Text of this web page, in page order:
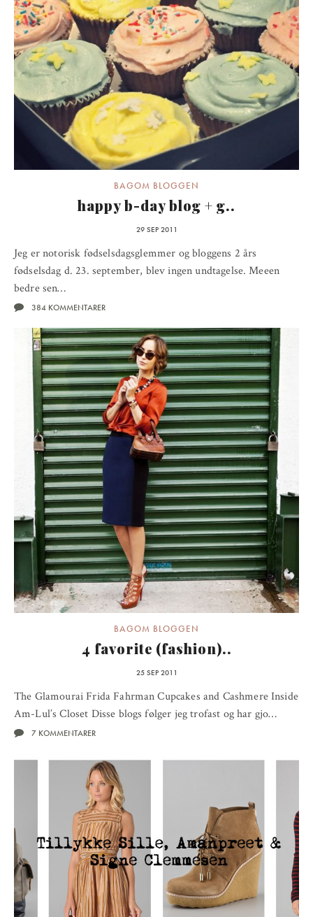
BAGOM BLOGGEN
happy b-day blog + g..
29 SEP 2011
Jeg er notorisk fødselsdagsglemmer og bloggens 2 års
fødselsdag d. 23. september, blev ingen undtagelse. Meeen
bedre sen…
384 KOMMENTARER
BAGOM BLOGGEN
4 favorite (fashion)..
25 SEP 2011
The Glamourai Frida Fahrman Cupcakes and Cashmere Inside
Am-Lul’s Closet Disse blogs følger jeg trofast og har gjo…
7 KOMMENTARER